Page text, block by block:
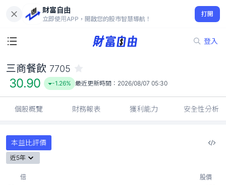
財富自由
立即使用APP，開啟您的股市智慧導航！
打開
登入
30.90
-1.26%
三商餐飲 7705
30.90 -1.26% 最近更新時間： 2026/08/07 05:30
個股概覽 財務報表 獲利能力 安全性分析
本益比評價
近5年